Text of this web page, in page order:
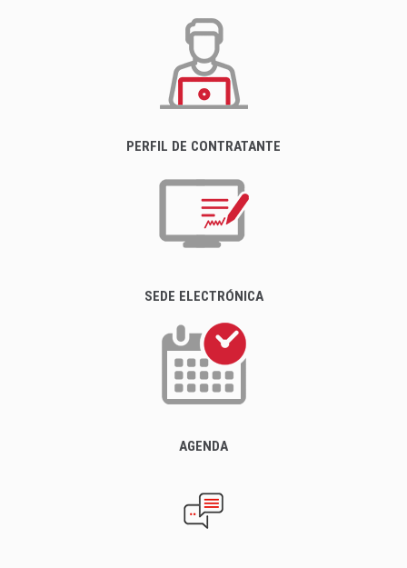
PERFIL DE CONTRATANTE
SEDE ELECTRÓNICA
AGENDA